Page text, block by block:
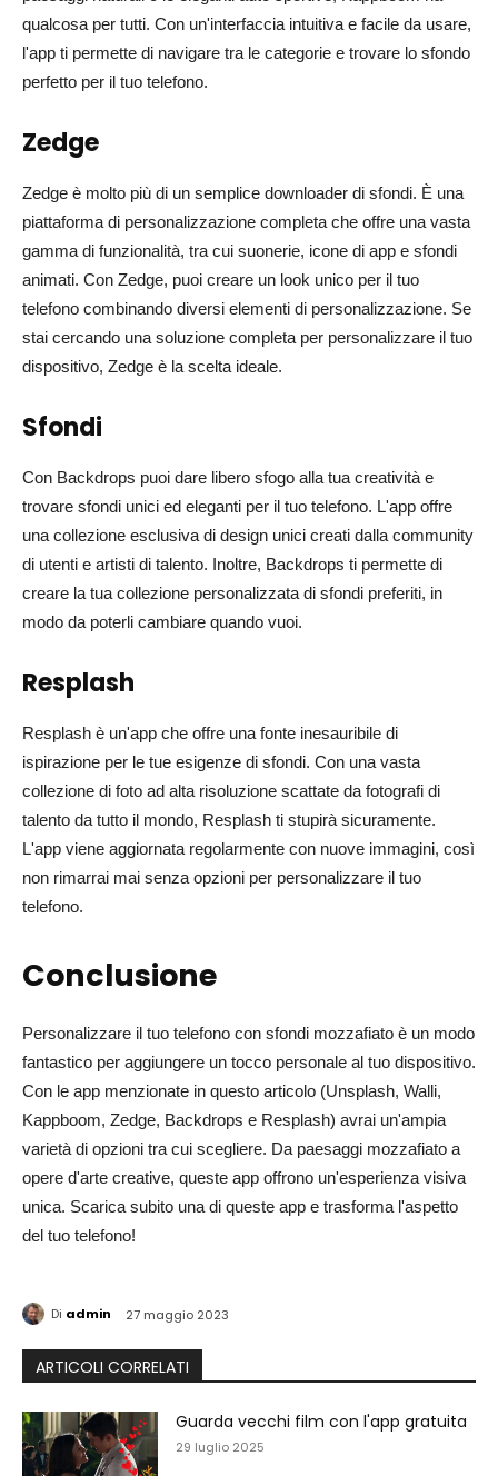
qualcosa per tutti. Con un'interfaccia intuitiva e facile da usare,
l'app ti permette di navigare tra le categorie e trovare lo sfondo
perfetto per il tuo telefono.
Zedge
Zedge è molto più di un semplice downloader di sfondi. È una
piattaforma di personalizzazione completa che offre una vasta
gamma di funzionalità, tra cui suonerie, icone di app e sfondi
animati. Con Zedge, puoi creare un look unico per il tuo
telefono combinando diversi elementi di personalizzazione. Se
stai cercando una soluzione completa per personalizzare il tuo
dispositivo, Zedge è la scelta ideale.
Sfondi
Con Backdrops puoi dare libero sfogo alla tua creatività e
trovare sfondi unici ed eleganti per il tuo telefono. L'app offre
una collezione esclusiva di design unici creati dalla community
di utenti e artisti di talento. Inoltre, Backdrops ti permette di
creare la tua collezione personalizzata di sfondi preferiti, in
modo da poterli cambiare quando vuoi.
Resplash
Resplash è un'app che offre una fonte inesauribile di
ispirazione per le tue esigenze di sfondi. Con una vasta
collezione di foto ad alta risoluzione scattate da fotografi di
talento da tutto il mondo, Resplash ti stupirà sicuramente.
L'app viene aggiornata regolarmente con nuove immagini, così
non rimarrai mai senza opzioni per personalizzare il tuo
telefono.
Conclusione
Personalizzare il tuo telefono con sfondi mozzafiato è un modo
fantastico per aggiungere un tocco personale al tuo dispositivo.
Con le app menzionate in questo articolo (Unsplash, Walli,
Kappboom, Zedge, Backdrops e Resplash) avrai un'ampia
varietà di opzioni tra cui scegliere. Da paesaggi mozzafiato a
opere d'arte creative, queste app offrono un'esperienza visiva
unica. Scarica subito una di queste app e trasforma l'aspetto
del tuo telefono!
Di admin 27 maggio 2023
ARTICOLI CORRELATI
Guarda vecchi film con l'app gratuita
29 luglio 2025